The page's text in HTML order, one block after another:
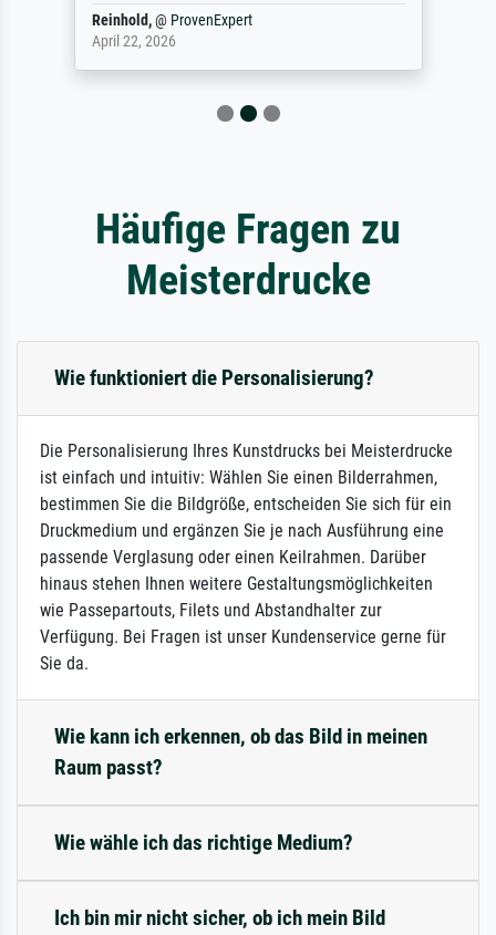
Reinhold,@ ProvenExpert
April 22, 2026
Häufige Fragen zu
Meisterdrucke
Wie funktioniert die Personalisierung?
Die Personalisierung Ihres Kunstdrucks bei Meisterdrucke
ist einfach und intuitiv: Wählen Sie einen Bilderrahmen,
bestimmen Sie die Bildgröße, entscheiden Sie sich für ein
Druckmedium und ergänzen Sie je nach Ausführung eine
passende Verglasung oder einen Keilrahmen. Darüber
hinaus stehen Ihnen weitere Gestaltungsmöglichkeiten
wie Passepartouts, Filets und Abstandhalter zur
Verfügung. Bei Fragen ist unser Kundenservice gerne für
Sie da.
Wie kann ich erkennen, ob das Bild in meinen
Raum passt?
Wie wähle ich das richtige Medium?
Ich bin mir nicht sicher, ob ich mein Bild